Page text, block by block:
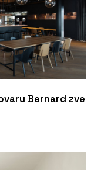
Bernard zve